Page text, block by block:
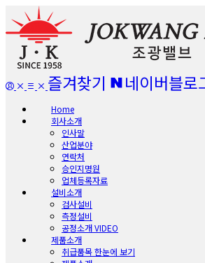
즐겨찾기 네이버블로
Home
회사소개
인사말
산업분야
연락처
승인지명원
업체등록자료
설비소개
검사설비
측정설비
공정소개 VIDEO
제품소개
취급품목 한눈에 보기